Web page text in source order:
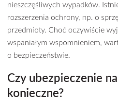
nieszczęśliwych wypadków.
rozszerzenia ochrony, np. o
przedmioty. Choć oczywiście
wspaniałym wspomnieniem,
o bezpieczeństwie.
Czy ubezpieczenie
konieczne?